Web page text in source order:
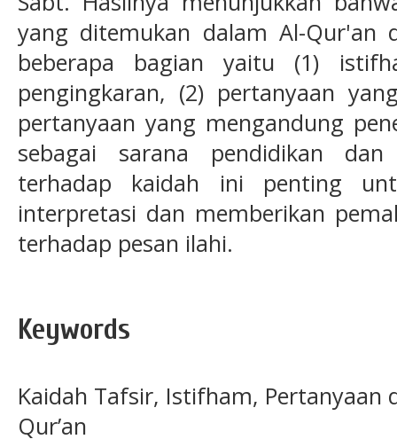
yang ditemukan dalam Al-Qur'an
beberapa bagian yaitu (1)
pengingkaran, (2) pertanyaan
pertanyaan yang mengandung
sebagai sarana pendidikan dan
terhadap kaidah ini penting
interpretasi dan memberikan
terhadap pesan ilahi.
Keywords
Kaidah Tafsir, Istifham, Pertanyaan
Qur’an